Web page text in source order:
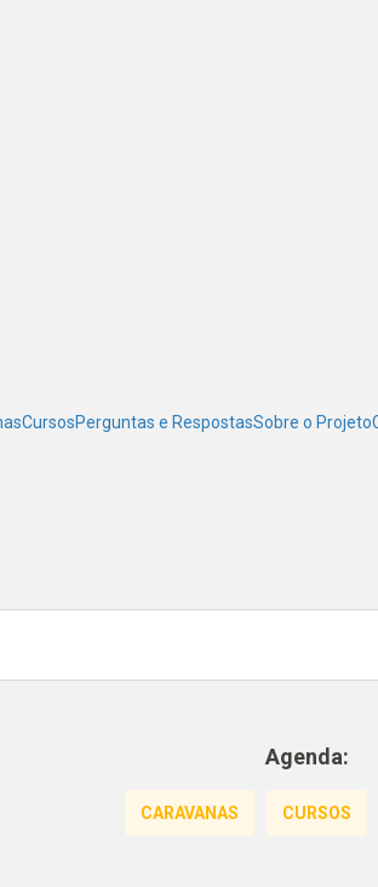
CursosPerguntas e RespostasSobre o Projeto
Agenda:
CARAVANAS CURSOS